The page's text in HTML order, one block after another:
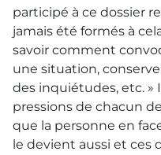
participé à ce dossier
jamais été formés à
savoir comment
une situation,
des inquiétudes, etc. »
pressions de chacun
que la personne en
le devient aussi et ces